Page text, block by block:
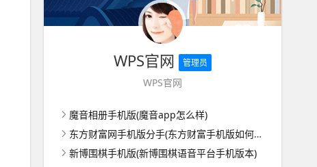
WPS官网 管理员
WPS官网
魔音相册手机版(魔音app怎么样)
东方财富网手机版分手(东方财富手机版如何看分时图)
新博围棋手机版(新博围棋语音平台手机版本)